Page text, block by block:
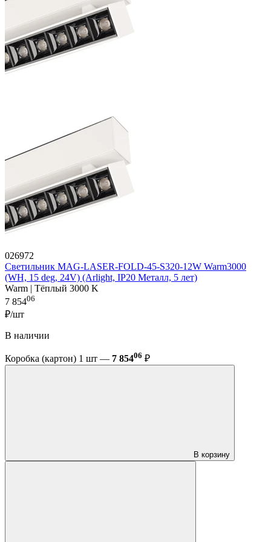
026972
Светильник MAG-LASER-FOLD-45-S320-12W Warm3000
(WH, 15 deg, 24V) (Arlight, IP20 Металл, 5 лет)
Warm | Тёплый 3000 K
7 85406
₽/шт
В наличии
Коробка (картон) 1 шт — 7 85406 ₽
В корзину